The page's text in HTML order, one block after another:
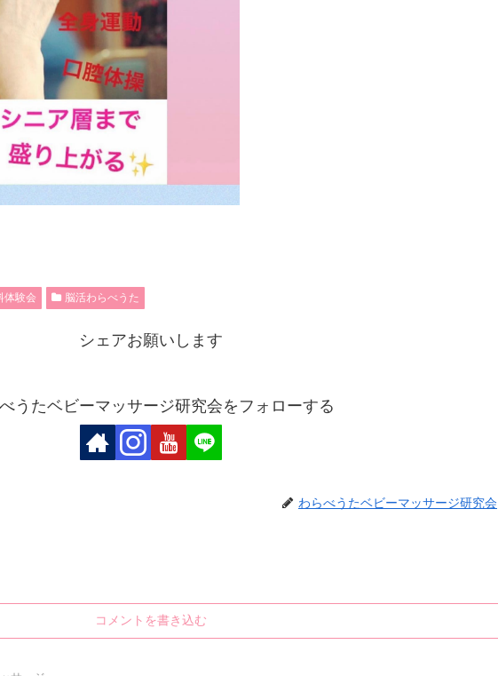
体験会 脳活わらべうた
シェアお願いします
うたベビーマッサージ研究会をフォローする
わらべうたベビーマッサージ研究会
コメントを書き込む